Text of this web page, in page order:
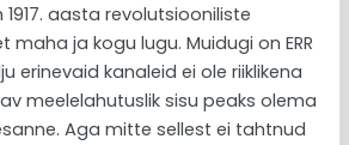
aasta revolutsiooniliste
maha ja kogu lugu. Muidugi on ERR
erinevaid kanaleid ei ole riiklikena
meelelahutuslik sisu peaks olema
Aga mitte sellest ei tahtnud